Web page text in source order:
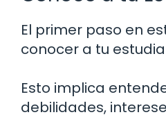
El primer paso en
conocer a tu
Esto implica
debilidades,